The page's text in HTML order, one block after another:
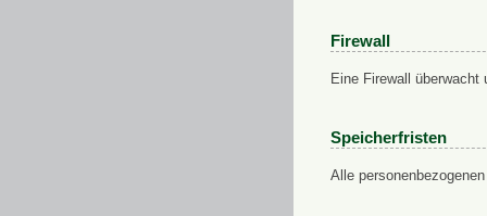
Firewall
Eine Firewall
Speicherfristen
Alle